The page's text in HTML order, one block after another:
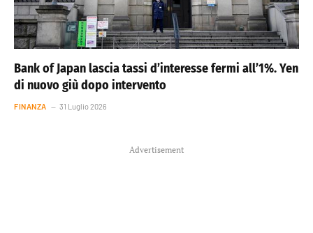
Bank of Japan lascia tassi d’interesse fermi all’1%. Yen
di nuovo giù dopo intervento
FINANZA 31 Luglio 2026
Advertisement